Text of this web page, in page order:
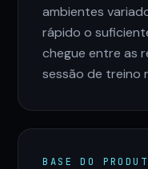
ambientes
rápido o
chegue entre as
sessão de treino
BASE DO